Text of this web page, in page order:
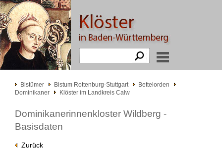
Bistümer Bistum Rottenburg-Stuttgart
Bettelorden
Dominikaner
Klöster im Landkreis Calw
Dominikanerinnenkloster Wildberg -
Basisdaten
Zurück